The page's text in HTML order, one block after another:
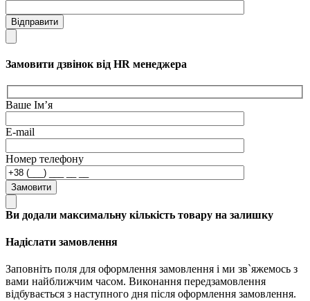
Відправити
Замовити дзвінок від HR менеджера
Ваше Ім’я
E-mail
Номер телефону
Замовити
Ви додали максимальну кількість товару на залишку
Надіслати замовлення
Заповніть поля для оформлення замовлення і ми зв`яжемось з
вами найближчим часом. Виконання передзамовлення
відбувається з наступного дня після оформлення замовлення.